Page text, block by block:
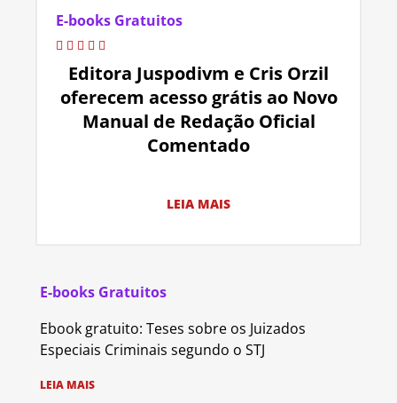
E-books Gratuitos
Editora Juspodivm e Cris Orzil
oferecem acesso grátis ao Novo
Manual de Redação Oficial
Comentado
LEIA MAIS
E-books Gratuitos
Ebook gratuito: Teses sobre os Juizados
Especiais Criminais segundo o STJ
LEIA MAIS